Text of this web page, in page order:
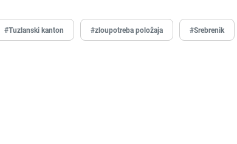
#Tuzlanski kanton #zloupotreba položaja #Srebrenik